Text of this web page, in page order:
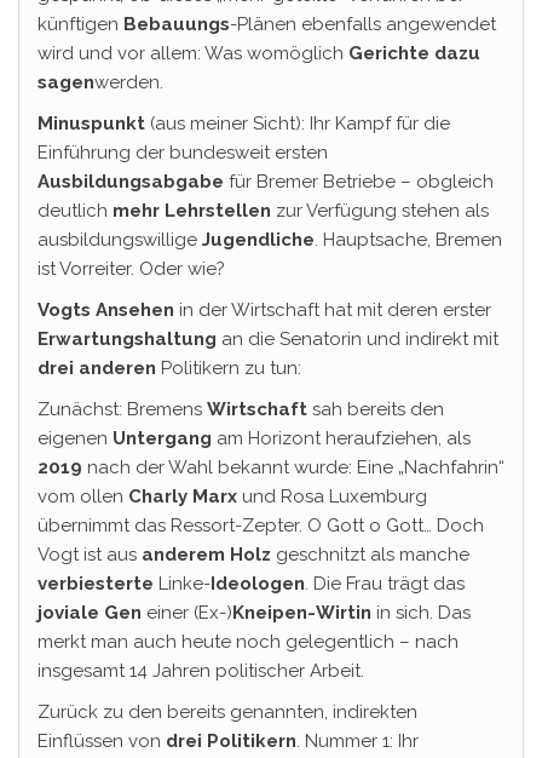
künftigen Bebauungs-Plänen ebenfalls angewendet
wird und vor allem: Was womöglich Gerichte dazu
sagenwerden.
Minuspunkt (aus meiner Sicht): Ihr Kampf für die
Einführung der bundesweit ersten
Ausbildungsabgabe für Bremer Betriebe – obgleich
deutlich mehr Lehrstellen zur Verfügung stehen als
ausbildungswillige Jugendliche. Hauptsache, Bremen
ist Vorreiter. Oder wie?
Vogts Ansehen in der Wirtschaft hat mit deren erster
Erwartungshaltung an die Senatorin und indirekt mit
drei anderen Politikern zu tun:
Zunächst: Bremens Wirtschaft sah bereits den
eigenen Untergang am Horizont heraufziehen, als
2019 nach der Wahl bekannt wurde: Eine „Nachfahrin“
vom ollen Charly Marx und Rosa Luxemburg
übernimmt das Ressort-Zepter. O Gott o Gott… Doch
Vogt ist aus anderem Holz geschnitzt als manche
verbiesterte Linke-Ideologen. Die Frau trägt das
joviale Gen einer (Ex-)Kneipen-Wirtin in sich. Das
merkt man auch heute noch gelegentlich – nach
insgesamt 14 Jahren politischer Arbeit.
Zurück zu den bereits genannten, indirekten
Einflüssen von drei Politikern. Nummer 1: Ihr